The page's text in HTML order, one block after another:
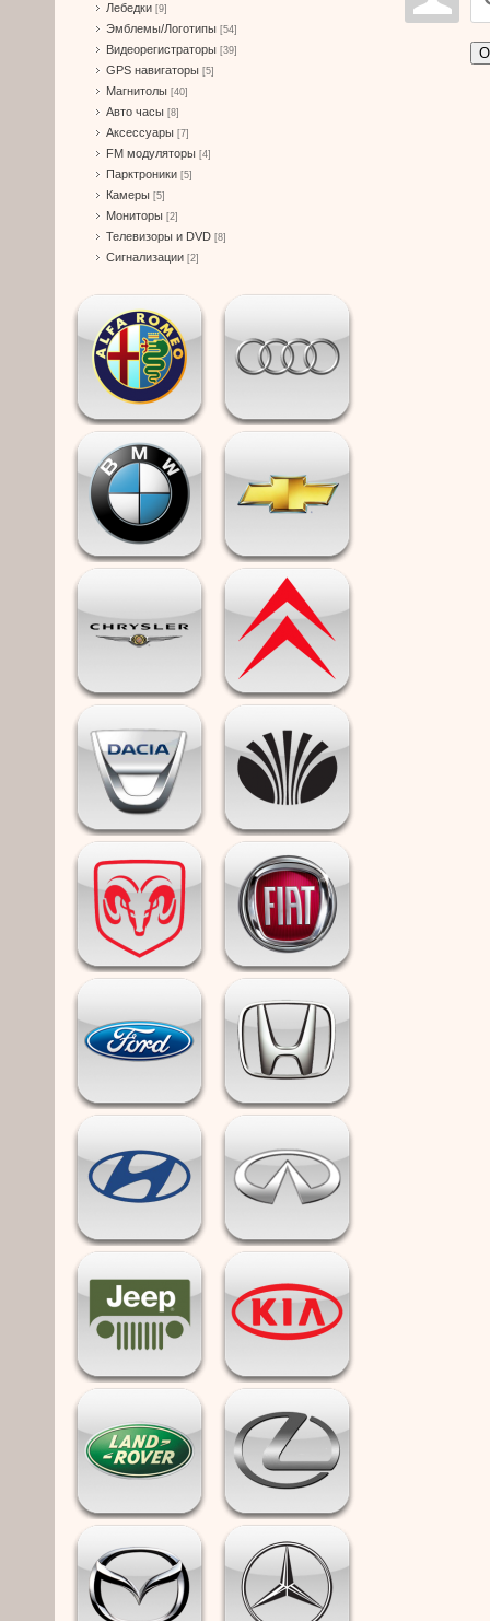
Лебедки [9]
Эмблемы/Логотипы [54]
Видеорегистраторы [39]
GPS навигаторы [5]
Магнитолы [40]
Авто часы [8]
Аксессуары [7]
FM модуляторы [4]
Парктроники [5]
Камеры [5]
Мониторы [2]
Телевизоры и DVD [8]
Сигнализации [2]